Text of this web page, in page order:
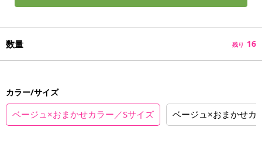
数量 残り 16
カラー/サイズ
ベージュ×おまかせカラー／Sサイズ ベージュ×おまかせカ